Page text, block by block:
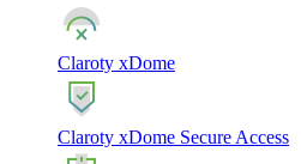
Claroty xDome
Claroty xDome Secure Access